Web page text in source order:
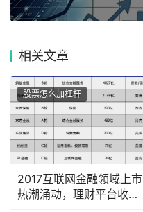
相关文章
股票怎么加杠杆
2017互联网金融领域上市
热潮涌动，理财平台收益